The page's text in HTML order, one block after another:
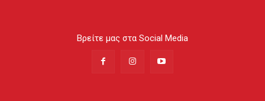
Βρείτε μας στα Social Media